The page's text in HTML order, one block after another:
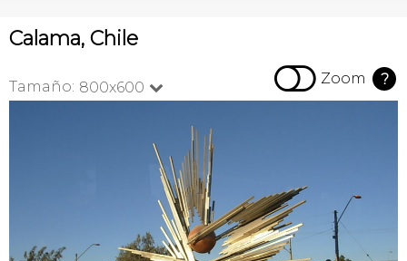
Calama, Chile
Tamaño: 800x600   Zoom ?